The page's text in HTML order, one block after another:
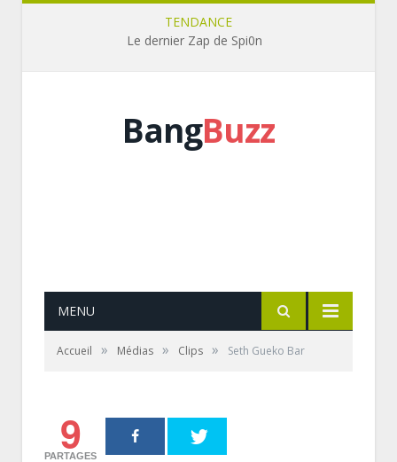
TENDANCE
Le dernier Zap de Spi0n
BangBuzz
MENU
Accueil » Médias » Clips » Seth Gueko Bar
9
PARTAGES